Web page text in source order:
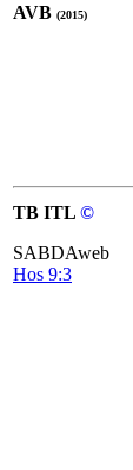
AVB (2015)
TB ITL ©
SABDAweb
Hos 9:3